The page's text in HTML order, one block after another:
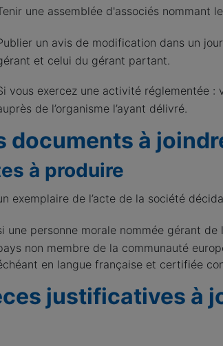
une assemblée d'associés nommant
un avis de modification dans un
et celui du gérant partant.
vous exercez une activité réglementée
de l’organisme l’ayant délivré.
documents à
à produire
exemplaire de l’acte de la société
une personne morale nommée gérant
non membre de la communauté
en langue française et certifiée
justificatives à